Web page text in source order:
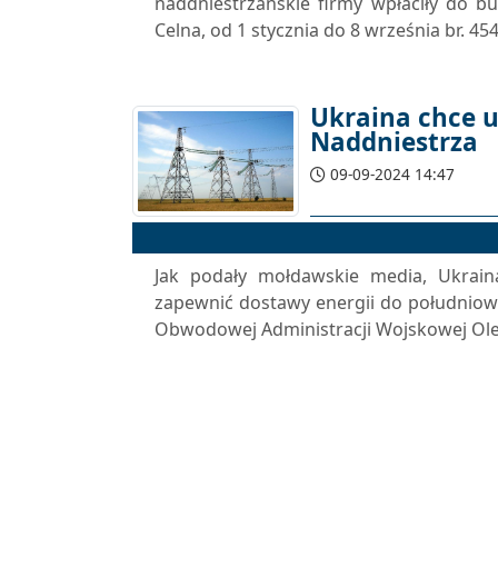
Celna, od 1 stycznia do 8 września br.
Ukraina chce
Naddniestrza
09-09-2024 14:47
Jak podały mołdawskie media,
zapewnić dostawy energii do
Obwodowej Administracji Wojskowej